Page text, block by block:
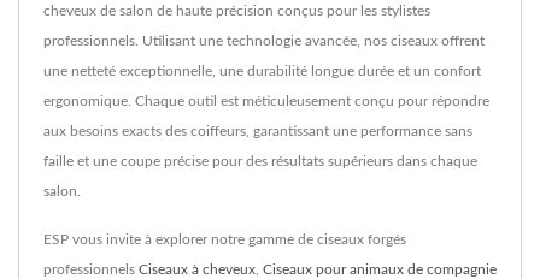
cheveux de salon de haute précision conçus pour les stylistes
professionnels. Utilisant une technologie avancée, nos ciseaux offrent
une netteté exceptionnelle, une durabilité longue durée et un confort
ergonomique. Chaque outil est méticuleusement conçu pour répondre
aux besoins exacts des coiffeurs, garantissant une performance sans
faille et une coupe précise pour des résultats supérieurs dans chaque
salon.
ESP vous invite à explorer notre gamme de ciseaux forgés
professionnels Ciseaux à cheveux Ciseaux pour animaux de compagnie